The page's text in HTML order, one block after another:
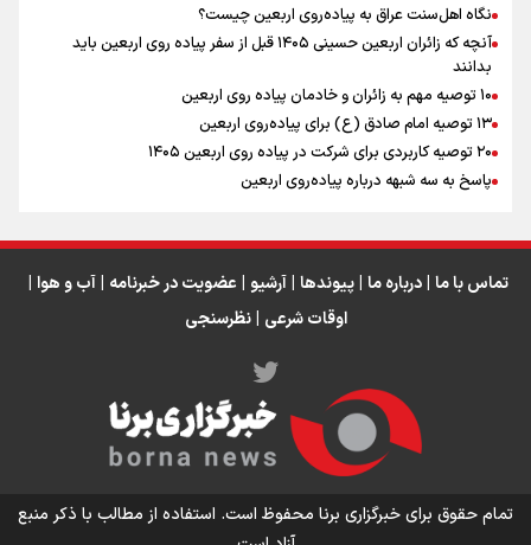
اینفو برنا / جدول کامل فاصله مرز شلمچه تا شهرهای زیارتی
عراق
اینفو برنا/ میزان مالیات بر ارزش افزوده چقدر است؟
نگاه اهل‌سنت عراق به پیاده‌روی اربعین چیست؟
آنچه که زائران اربعین حسینی ۱۴۰۵ قبل از سفر پیاده روی اربعین باید
بدانند
۱۰ توصیه مهم به زائران و خادمان پیاده روی اربعین
۱۳ توصیه امام صادق (ع) برای پیاده‌روی اربعین
۲۰ توصیه کاربردی برای شرکت در پیاده روی اربعین ۱۴۰۵
پاسخ به سه‌ شبهه درباره پیاده‌روی اربعین
تماس با ما | درباره ما | پیوندها | آرشیو | عضویت در خبرنامه | آب و هوا |
اوقات شرعی | نظرسنجی
تمام حقوق برای خبرگزاری برنا محفوظ است. استفاده از مطالب با ذکر منبع